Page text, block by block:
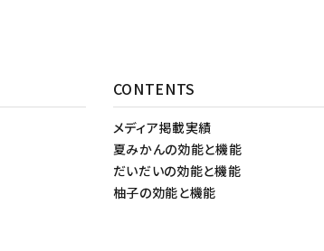
CONTENTS
メディア掲載実績
夏みかんの効能と機能
だいだいの効能と機能
柚子の効能と機能